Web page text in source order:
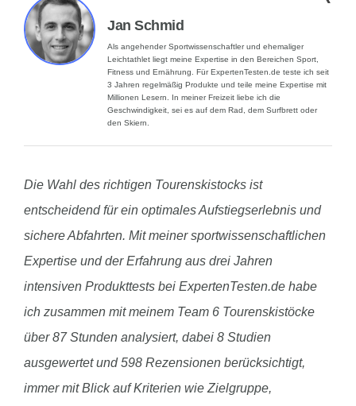
Jan Schmid
Als angehender Sportwissenschaftler und ehemaliger
Leichtathlet liegt meine Expertise in den Bereichen Sport,
Fitness und Ernährung. Für ExpertenTesten.de teste ich seit
3 Jahren regelmäßig Produkte und teile meine Expertise mit
Millionen Lesern. In meiner Freizeit liebe ich die
Geschwindigkeit, sei es auf dem Rad, dem Surfbrett oder
den Skiern.
Die Wahl des richtigen Tourenskistocks ist
entscheidend für ein optimales Aufstiegserlebnis und
sichere Abfahrten. Mit meiner sportwissenschaftlichen
Expertise und der Erfahrung aus drei Jahren
intensiven Produkttests bei ExpertenTesten.de habe
ich zusammen mit meinem Team 6 Tourenskistöcke
über 87 Stunden analysiert, dabei 8 Studien
ausgewertet und 598 Rezensionen berücksichtigt,
immer mit Blick auf Kriterien wie Zielgruppe,